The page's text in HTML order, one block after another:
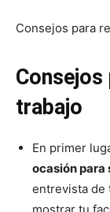
Consejos para
trabajo
En primer
ocasión para
entrevista de